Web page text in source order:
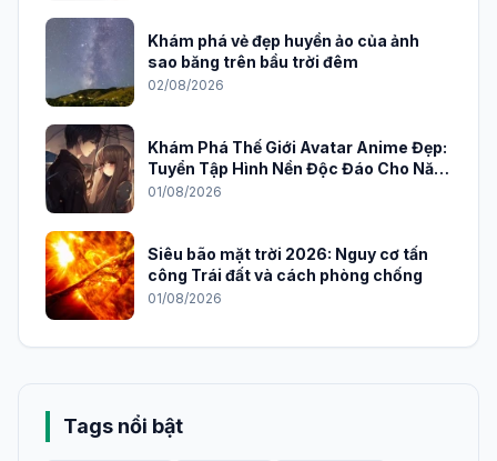
Khám phá vẻ đẹp huyền ảo của ảnh
sao băng trên bầu trời đêm
02/08/2026
Khám Phá Thế Giới Avatar Anime Đẹp:
Tuyển Tập Hình Nền Độc Đáo Cho Năm
2026
01/08/2026
Siêu bão mặt trời 2026: Nguy cơ tấn
công Trái đất và cách phòng chống
01/08/2026
Tags nổi bật